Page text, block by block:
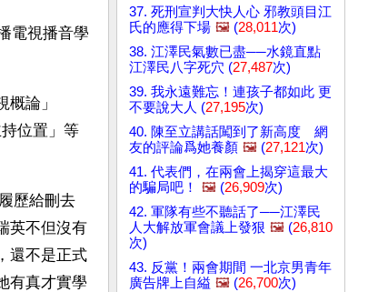
電視播音學
論」
位置」等
歷給刪去
英不但沒有
還不是正式
有真才實學
37. 死刑宣判大快人心 邪教頭目江
氏的應得下場 🖼️ (28,011次)
38. 江澤民氣數已盡──水鏡直點
江澤民八字死穴 (27,487次)
39. 我永遠難忘！連孩子都如此 更
不要說大人 (27,195次)
40. 陳至立講話闖到了新高度 網
友的評論爲她養顏 🖼️ (27,121次)
41. 代表們，在兩會上揭穿這最大
的騙局吧！
🖼️ (26,909次)
42. 軍隊有些不聽話了──江澤民
人大解放軍會議上發狠 🖼️ (26,810
次)
43. 反黨！兩會期間 一北京男青年
廣告牌上自縊 🖼️ (26,700次)